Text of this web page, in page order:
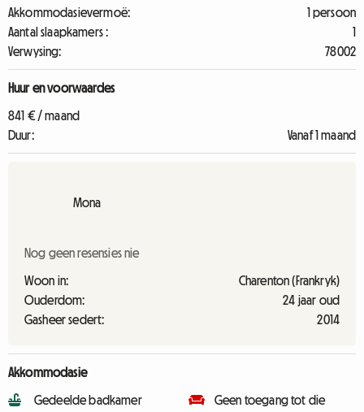
Akkommodasievermoë:
1 persoon
Aantal slaapkamers :
1
Verwysing:
78002
Huur en voorwaardes
841 € / maand
Duur:
Vanaf 1 maand
Mona
Nog geen resensies nie
Woon in:
Charenton (Frankryk)
Ouderdom:
24 jaar oud
Gasheer sedert:
2014
Akkommodasie
Gedeelde badkamer
Geen toegang tot die